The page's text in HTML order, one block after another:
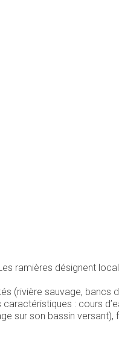
ramières désignent
(rivière sauvage, bancs
: cours
sur son bassin versant),